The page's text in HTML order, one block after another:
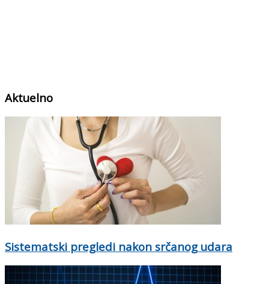
Aktuelno
Sistematski pregledi nakon srčanog udara